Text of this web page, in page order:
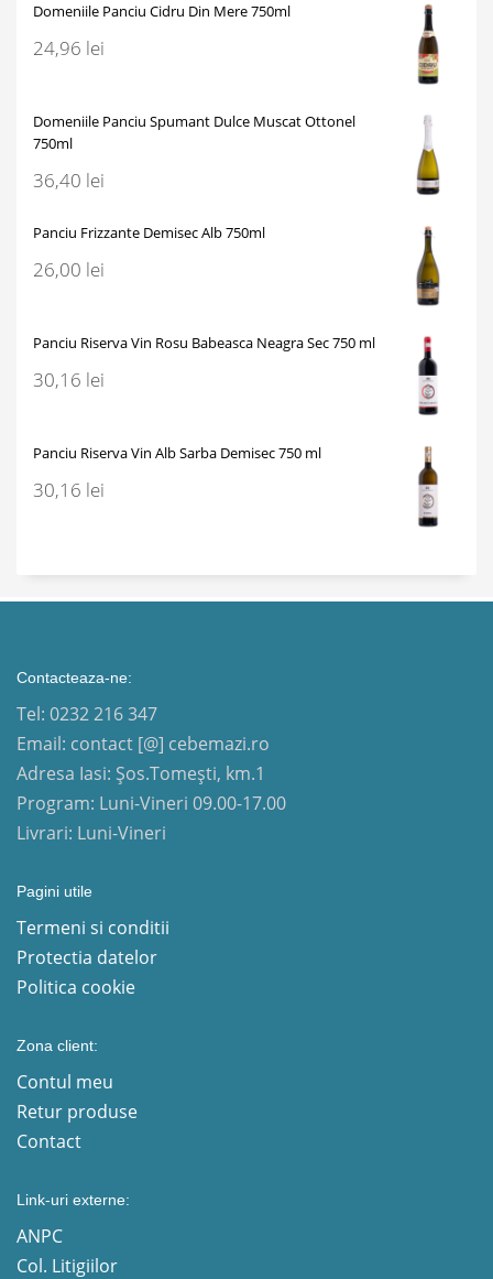
Domeniile Panciu Cidru Din Mere 750ml
24,96 lei
Domeniile Panciu Spumant Dulce Muscat Ottonel
750ml
36,40 lei
Panciu Frizzante Demisec Alb 750ml
26,00 lei
Panciu Riserva Vin Rosu Babeasca Neagra Sec 750 ml
30,16 lei
Panciu Riserva Vin Alb Sarba Demisec 750 ml
30,16 lei
Contacteaza-ne:
Tel: 0232 216 347
Email: contact [@] cebemazi.ro
Adresa Iasi: Șos.Tomești, km.1
Program: Luni-Vineri 09.00-17.00
Livrari: Luni-Vineri
Pagini utile
Termeni si conditii
Protectia datelor
Politica cookie
Zona client:
Contul meu
Retur produse
Contact
Link-uri externe:
ANPC
Col. Litigiilor